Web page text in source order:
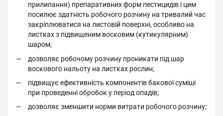
прилипання) препаративних форм пестицидів і цим
посилює здатність робочого розчину на тривалий час
закріплюватися на листовій поверхні, особливо на
листках з підвищеним восковим (кутикулярним)
шаром;
дозволяє робочому розчину проникати під шар
воскового нальоту на листках рослин;
підвищує ефективність компонентів бакової суміші
при проведенні обробок у період опадів;
дозволяє зменшити норми витрати робочого розчину;